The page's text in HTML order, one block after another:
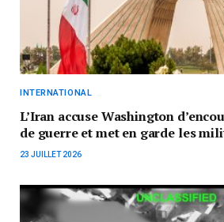
INTERNATIONAL
L’Iran accuse Washington
de guerre et met en garde les
23 JUILLET 2026